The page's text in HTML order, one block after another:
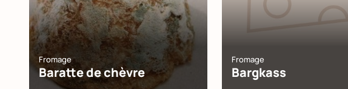
Fromage
Baratte de chèvre
Fromage
Bargkass